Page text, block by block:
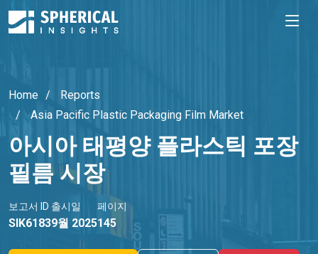
Home
Reports
Asia Pacific Plastic Packaging Film Market
아시아 태평양 플라스틱 포장
필름 시장
보고서 ID
SIK6183
출시일
9월 2025
페이지
145